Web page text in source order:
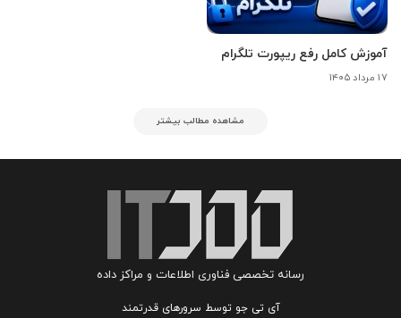
آموزش کامل رفع ریپورت تلگرام
۱۷ مرداد ۱۴۰۵
مشاهده مطالب بیشتر
رسانه تخصصی فناوری اطلاعات و مراکز داده
آی تی جو توسط سرورهای قدرتمند